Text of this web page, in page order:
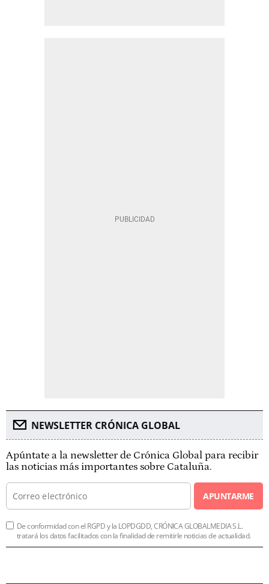
NEWSLETTER CRÓNICA GLOBAL
Apúntate a la newsletter de Crónica Global para recibir
las noticias más importantes sobre Cataluña.
APUNTARME
De conformidad con el RGPD y la LOPDGDD, CRÓNICA GLOBALMEDIA S.L.
tratará los datos facilitados con la finalidad de remitirle noticias de actualidad.